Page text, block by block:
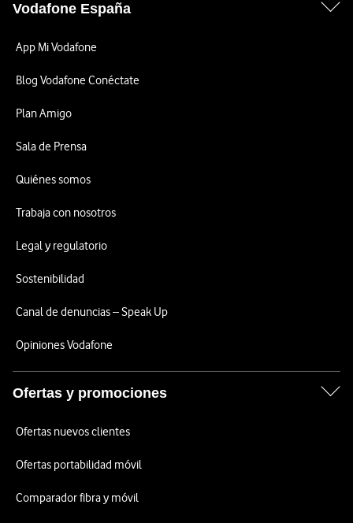
Vodafone España
App Mi Vodafone
Blog Vodafone Conéctate
Plan Amigo
Sala de Prensa
Quiénes somos
Trabaja con nosotros
Legal y regulatorio
Sostenibilidad
Canal de denuncias – Speak Up
Opiniones Vodafone
Ofertas y promociones
Ofertas nuevos clientes
Ofertas portabilidad móvil
Comparador fibra y móvil